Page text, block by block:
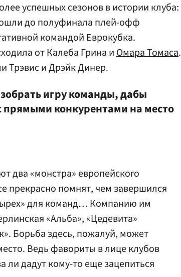
успешных сезонов в истории клуба:
до полуфинала плей-офф
командой Еврокубка.
от Калеба Грина иОмара Томаса.
Трэвис и Дрэйк Динер.
игру команды, дабы
прямыми конкурентами на место
два «монстра» европейского
прекрасно помнят, чем завершился
для команд… Компанию им
«Альба», «Цедевита»
Борьба здесь, пожалуй, может
Ведь фавориты в лице клубов
ли дадут кому-то еще зацепиться